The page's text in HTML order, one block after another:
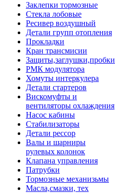
Заклепки тормозные
Стекла лобовые
Ресивер воздушный
Детали групп отопления
Прокладки
Кран трансмисии
Защиты,заглушки,пробки
РМК модулятора
Хомуты интеркулера
Детали стартеров
Вискомуфты и
вентиляторы охлаждения
Насос кабины
Стабилизаторы
Детали рессор
Валы и шарниры
рулевых колонок
Клапана управления
Патрубки
Тормозные механизьмы
Масла,смазки, тех